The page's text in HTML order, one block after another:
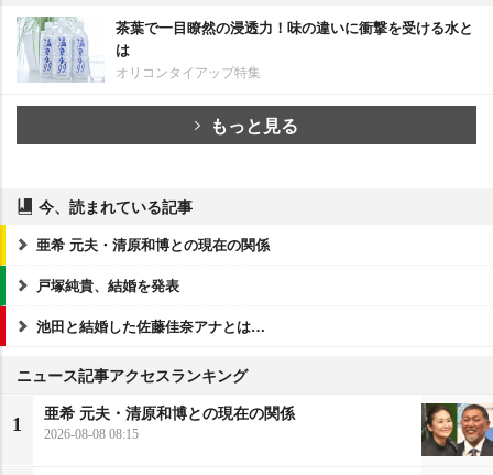
茶葉で一目瞭然の浸透力！味の違いに衝撃を受ける水と
は
オリコンタイアップ特集
もっと見る
今、読まれている記事
亜希 元夫・清原和博との現在の関係
戸塚純貴、結婚を発表
池田と結婚した佐藤佳奈アナとは…
ニュース記事アクセスランキング
1
亜希 元夫・清原和博との現在の関係
2026-08-08 08:15